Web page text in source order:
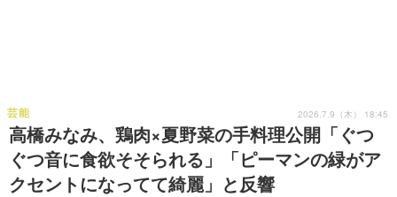
高橋みなみ、鶏肉×夏野菜の手料理公開「ぐつ
ぐつ音に食欲そそられる」「ピーマンの緑がア
クセントになってて綺麗」と反響
芸能 2026.7.9（木） 18:45